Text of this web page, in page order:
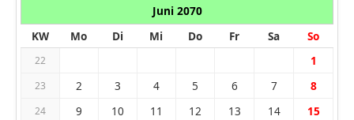
Juni 2070
KW
Mo Di Mi Do Fr Sa So
22 1
23 2 3 4 5 6 7 8
24 9 10 11 12 13 14 15